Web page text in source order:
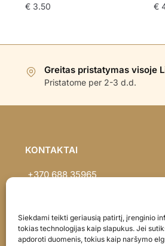
Siekdami teikti geriausią patirtį, įrenginio
tokias technologijas kaip slapukus. Jei
apdoroti duomenis, tokius kaip naršymo
€3.50 €
Greitas pristatymas visoje
Pristatome per 2-3 d.d.
KONTAKTAI
+370 688 35965